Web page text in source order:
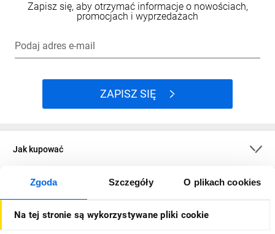
Zgoda Szczegóły O plikach cookies
Na tej stronie są wykorzystywane pliki cookie
Zapisz się, aby otrzymać informacje o nowościach,
promocjach i wyprzedażach
Podaj adres e-mail
ZAPISZ SIĘ
Jak kupować
O firmie